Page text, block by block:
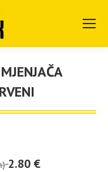
here:
2.80€